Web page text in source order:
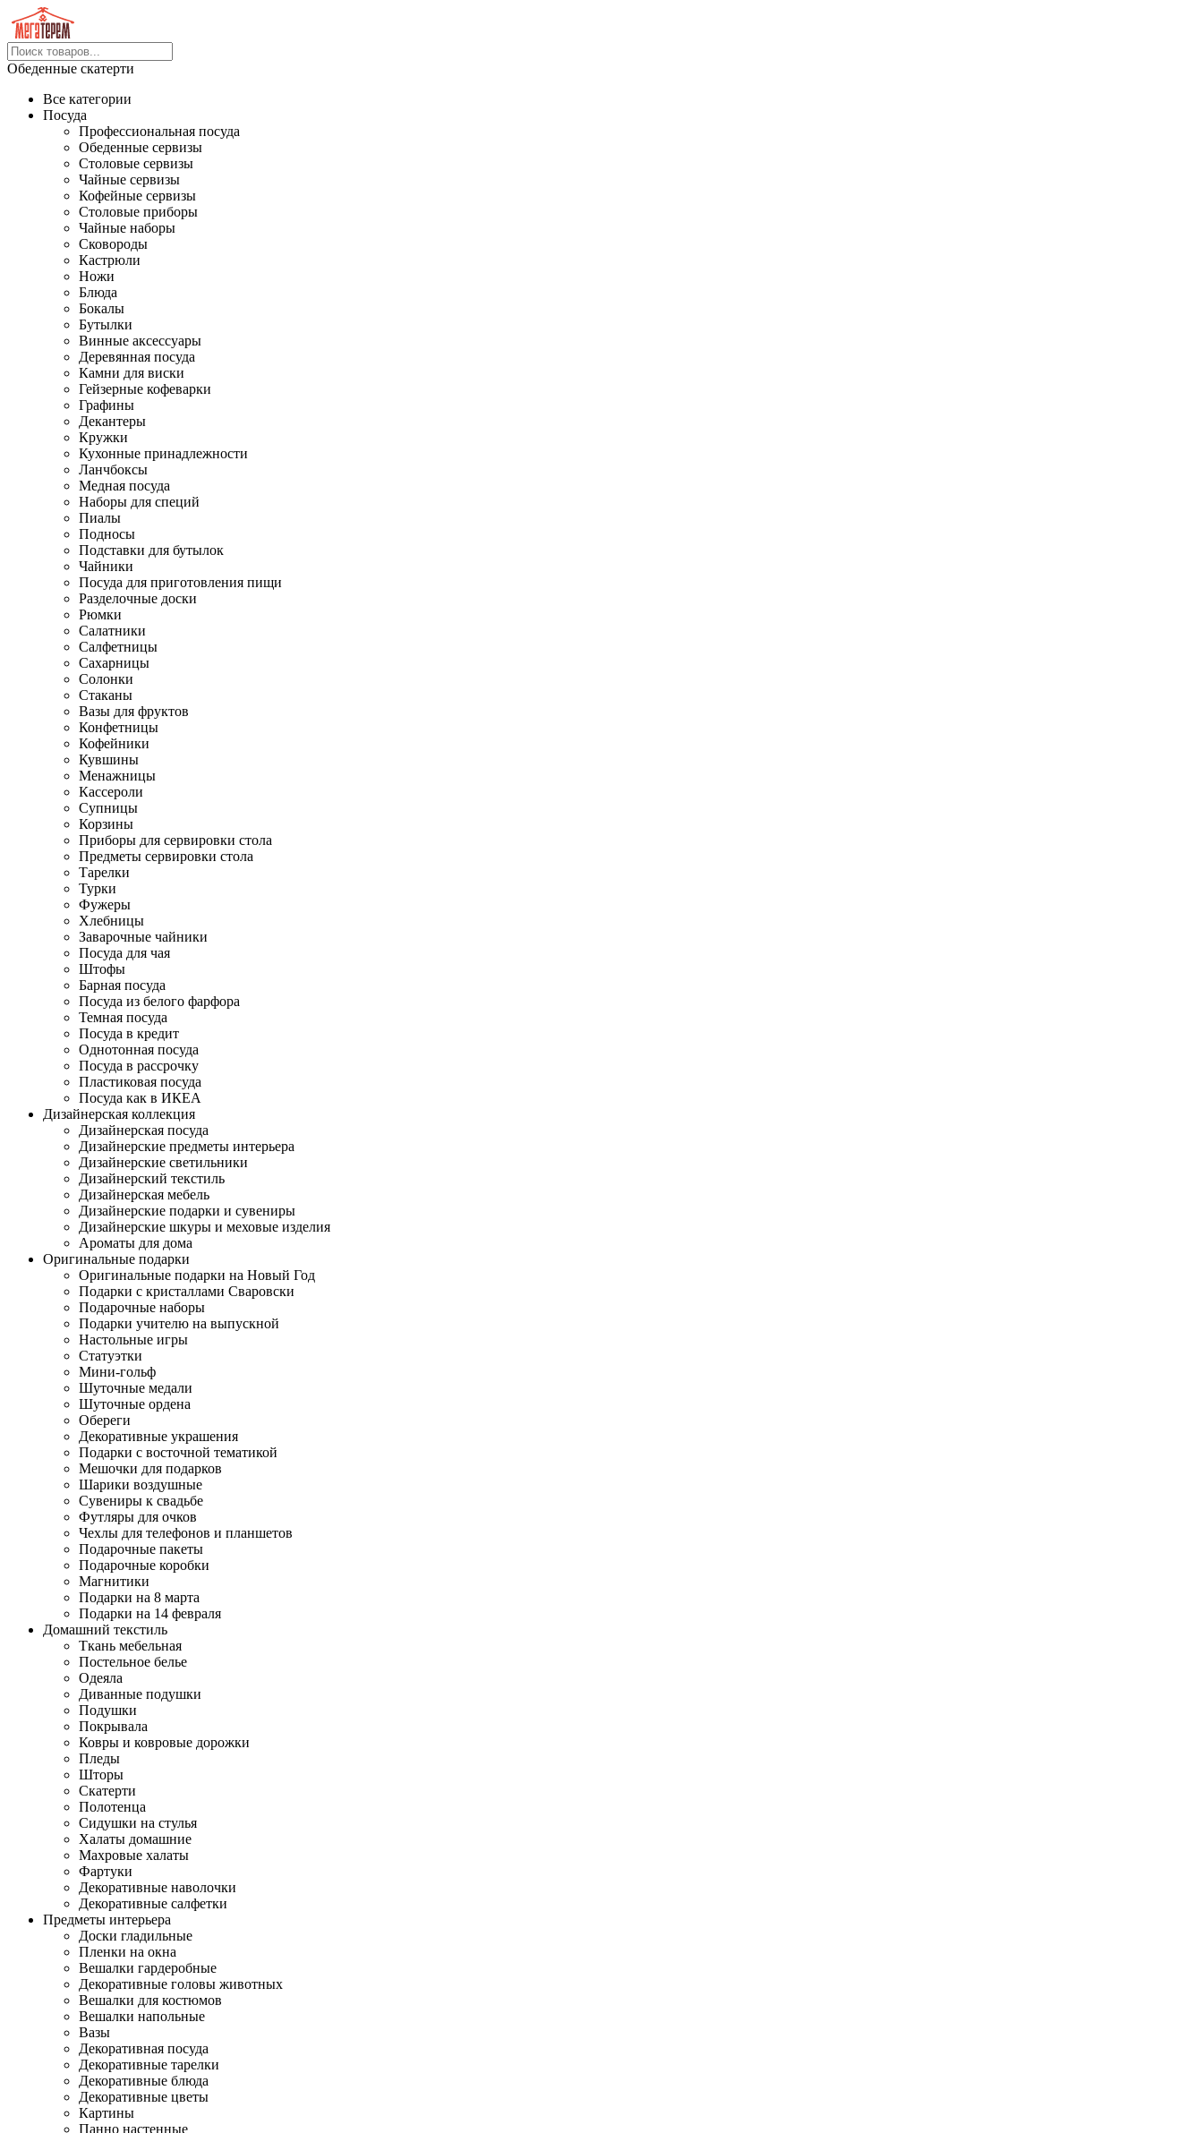
Обеденные скатерти
Все категории
Посуда
Профессиональная посуда
Обеденные сервизы
Столовые сервизы
Чайные сервизы
Кофейные сервизы
Столовые приборы
Чайные наборы
Сковороды
Кастрюли
Ножи
Блюда
Бокалы
Бутылки
Винные аксессуары
Деревянная посуда
Камни для виски
Гейзерные кофеварки
Графины
Декантеры
Кружки
Кухонные принадлежности
Ланчбоксы
Медная посуда
Наборы для специй
Пиалы
Подносы
Подставки для бутылок
Чайники
Посуда для приготовления пищи
Разделочные доски
Рюмки
Салатники
Салфетницы
Сахарницы
Солонки
Стаканы
Вазы для фруктов
Конфетницы
Кофейники
Кувшины
Менажницы
Кассероли
Супницы
Корзины
Приборы для сервировки стола
Предметы сервировки стола
Тарелки
Турки
Фужеры
Хлебницы
Заварочные чайники
Посуда для чая
Штофы
Барная посуда
Посуда из белого фарфора
Темная посуда
Посуда в кредит
Однотонная посуда
Посуда в рассрочку
Пластиковая посуда
Посуда как в ИКЕА
Дизайнерская коллекция
Дизайнерская посуда
Дизайнерские предметы интерьера
Дизайнерские светильники
Дизайнерский текстиль
Дизайнерская мебель
Дизайнерские подарки и сувениры
Дизайнерские шкуры и меховые изделия
Ароматы для дома
Оригинальные подарки
Оригинальные подарки на Новый Год
Подарки с кристаллами Сваровски
Подарочные наборы
Подарки учителю на выпускной
Настольные игры
Статуэтки
Мини-гольф
Шуточные медали
Шуточные ордена
Обереги
Декоративные украшения
Подарки с восточной тематикой
Мешочки для подарков
Шарики воздушные
Сувениры к свадьбе
Футляры для очков
Чехлы для телефонов и планшетов
Подарочные пакеты
Подарочные коробки
Магнитики
Подарки на 8 марта
Подарки на 14 февраля
Домашний текстиль
Ткань мебельная
Постельное белье
Одеяла
Диванные подушки
Подушки
Покрывала
Ковры и ковровые дорожки
Пледы
Шторы
Скатерти
Полотенца
Сидушки на стулья
Халаты домашние
Махровые халаты
Фартуки
Декоративные наволочки
Декоративные салфетки
Предметы интерьера
Доски гладильные
Пленки на окна
Вешалки гардеробные
Декоративные головы животных
Вешалки для костюмов
Вешалки напольные
Вазы
Декоративная посуда
Декоративные тарелки
Декоративные блюда
Декоративные цветы
Картины
Панно настенные